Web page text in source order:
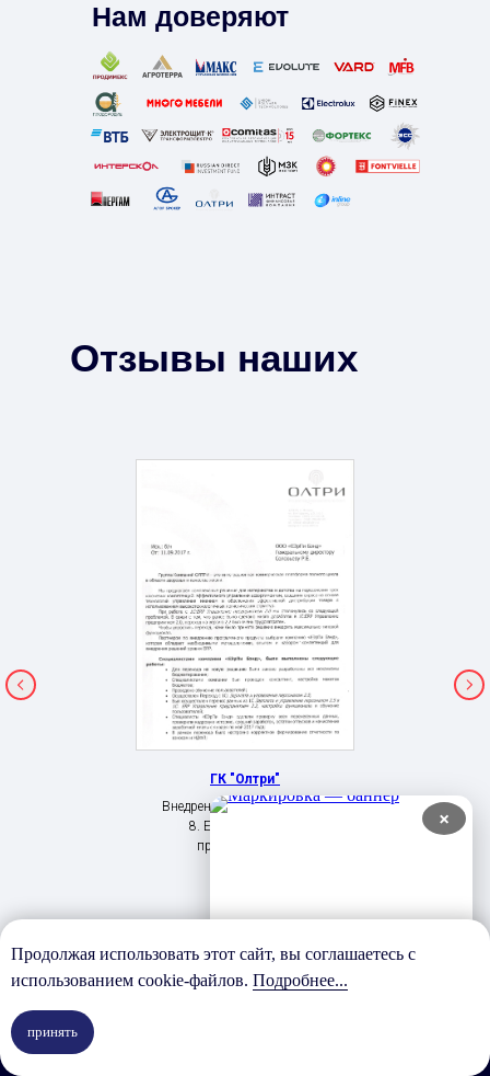
Нам доверяют
Отзывы наших
ГК "Олтри"
Внедрение 1С: Предприятие
8. ERP Управление
предприятием 2
Продолжая использовать этот сайт, вы соглашаетесь с
использованием cookie-файлов. Подробнее...
принять
×